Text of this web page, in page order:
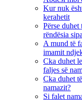
Kur nuk
kerahetit
Përse
rëndësia
A mund të
imamit
Cka duhet
faljes së
Cka duhet
namazit?
Si falet